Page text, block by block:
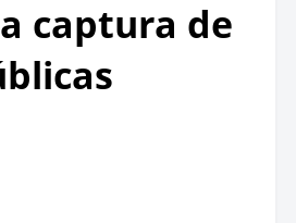
captura de